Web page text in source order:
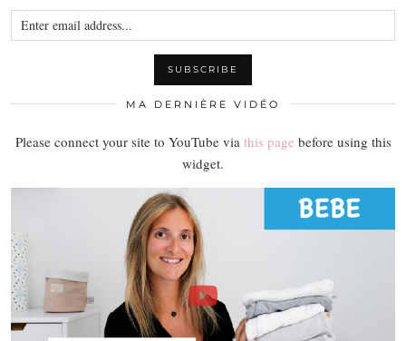
MA DERNIÈRE VIDÉO
Please connect your site to YouTube via this page before using this
widget.